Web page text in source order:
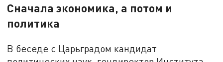
Сначала экономика, а потом и
политика
В беседе с Царьградом кандидат